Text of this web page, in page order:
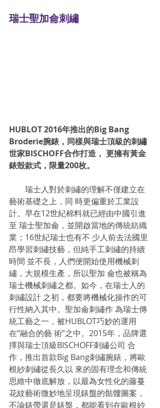
瑞士聖加侖刺繡
HUBLOT 2016年推出的Big Bang
Broderie腕錶，同樣與瑞士頂級的刺繡
世家BISCHOFF合作打造， 更擁有黃金
錶殼款式，限量200枚。
瑞士人對於刺繡的理解不僅建立在
藝術基礎之上，同 時更偏重於工業設
計。早在12世紀棉料就已經由中國引進
至 瑞士聖加侖，並開啟當地的傳統紡織
業；16世紀瑞士也有不 少人前去法國里
昂學習刺繡技藝，但純手工刺繡的持續
時間 並不長，人們便開始使用機械刺
繡，大規模生產，所以聖加 侖也被稱為
瑞士機械刺繡之都。如今，在瑞士人的
刺繡設計 之初，都要將機械化操作的可
行性納入其中。聖加侖刺繡作 為瑞士傳
統工藝之一，被HUBLOT巧妙的運用
在“融合的藝 術”之中。2015年，品牌選
擇與瑞士頂級BISCHOFF刺繡公司 合
作，推出首款Big Bang刺繡腕錶，將歐
根紗刺繡從長久以 來的固有理念和傳統
思維中徹底解放，以最為女性化的藤蔓
花紋藝術微妙地呈現錶盤的骷髏圖案，
不論錶帶還是錶盤，都能看到在歐根紗